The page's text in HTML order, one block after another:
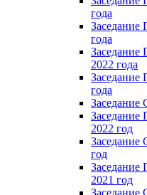
года
Заседание
года
Заседание
2022 года
Заседание
года
Заседание
Заседание
2022 год
Заседание
год
Заседание
2021 год
Заседание